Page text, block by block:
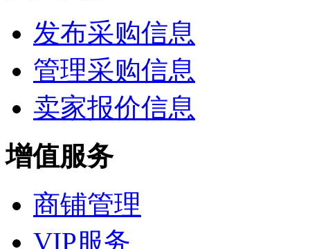
发布采购信息
管理采购信息
卖家报价信息
增值服务
商铺管理
VIP服务